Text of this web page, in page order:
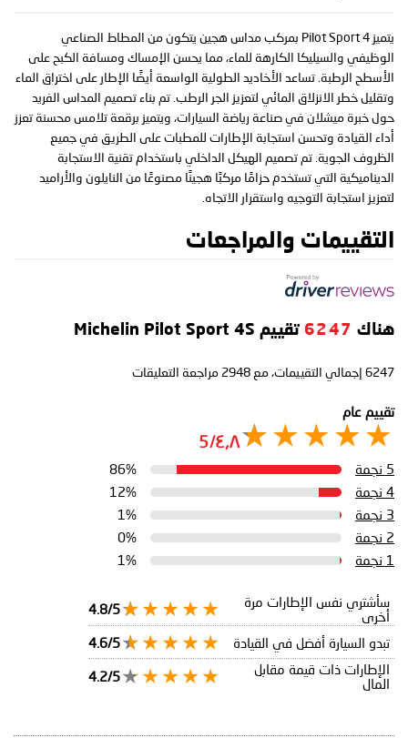
يتميز Pilot Sport 4 بمركب مداس هجين يتكون من المطاط الصناعي
الوظيفي والسيليكا الكارهة للماء، مما يحسن الإمساك ومسافة الكبح على
الأسطح الرطبة. تساعد الأخاديد الطولية الواسعة أيضًا الإطار على اختراق الماء
وتقليل خطر الانزلاق المائي لتعزيز الجر الرطب. تم بناء تصميم المداس الفريد
حول خبرة ميشلان في صناعة رياضة السيارات، ويتميز برقعة تلامس محسنة تعزز
أداء القيادة وتحسن استجابة الإطارات للمطبات على الطريق في جميع
الظروف الجوية. تم تصميم الهيكل الداخلي باستخدام تقنية الاستجابة
الديناميكية التي تستخدم حزامًا مركبًا هجينًا مصنوعًا من النايلون والأراميد
لتعزيز استجابة التوجيه واستقرار الاتجاه.
التقييمات والمراجعات
هناك 6247 تقييم Michelin Pilot Sport 4S
6247 إجمالي التقييمات، مع 2948 مراجعة التعليقات
تقييم عام
٤٫٨/5
5 نجمة
86%
4 نجمة
12%
3 نجمة
1%
2 نجمة
0%
1 نجمة
1%
سأشتري نفس الإطارات مرة
أخرى
4.8/5
تبدو السيارة أفضل في القيادة
4.6/5
الإطارات ذات قيمة مقابل
المال
4.2/5